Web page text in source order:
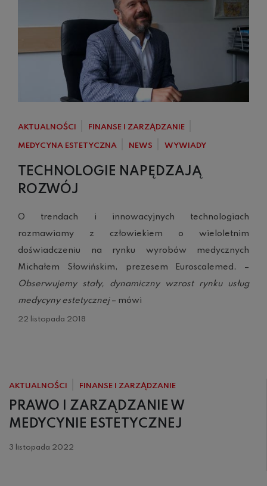
AKTUALNOŚCI FINANSE I ZARZĄDZANIE
MEDYCYNA ESTETYCZNA NEWS WYWIADY
TECHNOLOGIE NAPĘDZAJĄ
ROZWÓJ
22 listopada 2018
O trendach i innowacyjnych technologiach
rozmawiamy z człowiekiem o wieloletnim
doświadczeniu na rynku wyrobów medycznych
Michałem Słowińskim, prezesem Euroscalemed. –
Obserwujemy stały, dynamiczny wzrost rynku usług
medycyny estetycznej– mówi
AKTUALNOŚCI FINANSE I ZARZĄDZANIE
PRAWO I ZARZĄDZANIE W
MEDYCYNIE ESTETYCZNEJ
3 listopada 2022